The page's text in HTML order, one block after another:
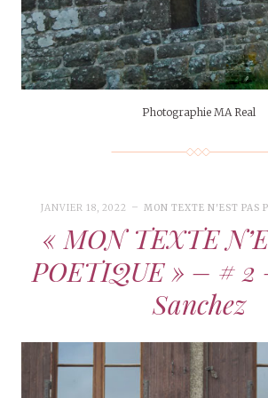
Photographie MA Real
JANVIER 18, 2022 MON TEXTE N'EST PAS
« MON TEXTE
POETIQUE » – # 2
Sanchez